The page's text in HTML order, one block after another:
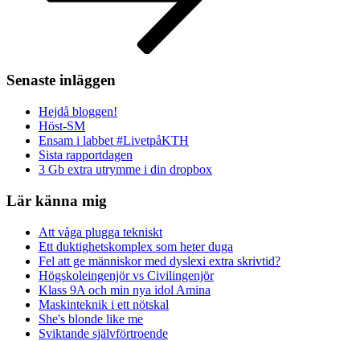
Senaste inläggen
Hejdå bloggen!
Höst-SM
Ensam i labbet #LivetpåKTH
Sista rapportdagen
3 Gb extra utrymme i din dropbox
Lär känna mig
Att våga plugga tekniskt
Ett duktighetskomplex som heter duga
Fel att ge människor med dyslexi extra skrivtid?
Högskoleingenjör vs Civilingenjör
Klass 9A och min nya idol Amina
Maskinteknik i ett nötskal
She's blonde like me
Sviktande självförtroende